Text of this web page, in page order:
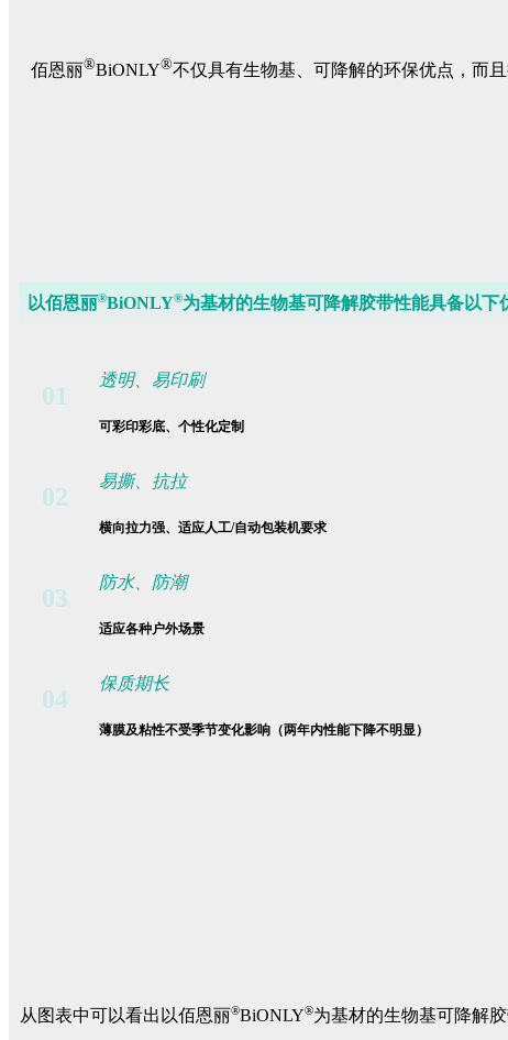
佰恩丽®BiONLY®不仅具有生物基、可降解的环保优点，而
以佰恩丽®BiONLY®为基材的生物基可降解胶带性能具备以下
01
透明、易印刷
可彩印彩底、个性化定制
02
易撕、抗拉
横向拉力强、适应人工/自动包装机要求
03
防水、防潮
适应各种户外场景
04
保质期长
薄膜及粘性不受季节变化影响 （两年内性能下降不明显）
从图表中可以看出以佰恩丽®BiONLY®为基材的生物基可降解